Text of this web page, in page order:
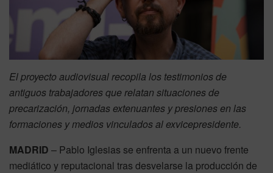
El proyecto audiovisual recopila los testimonios de
antiguos trabajadores que relatan situaciones de
precarización, jornadas extenuantes y presiones en las
formaciones y medios vinculados al exvicepresidente.
MADRID – Pablo Iglesias se enfrenta a un nuevo frente
mediático y reputacional tras desvelarse la producción de